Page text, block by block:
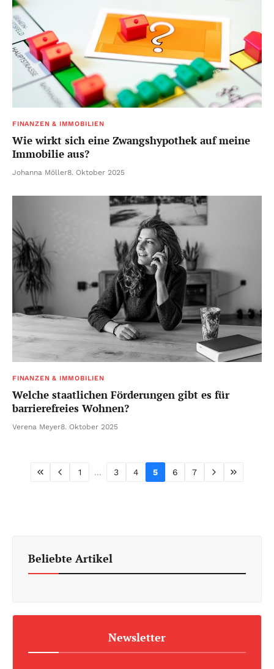
FINANZEN & IMMOBILIEN
Wie wirkt sich eine Zwangshypothek auf meine
Immobilie aus?
Johanna Möller8. Oktober 2025
FINANZEN & IMMOBILIEN
Welche staatlichen Förderungen gibt es für
barrierefreies Wohnen?
Verena Meyer8. Oktober 2025
1 ... 3 4 5 6 7
Beliebte Artikel
Newsletter